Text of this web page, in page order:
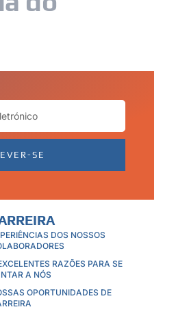
SE
DOS NOSSOS
RAZÕES PARA SE
A NÓS
OPORTUNIDADES DE